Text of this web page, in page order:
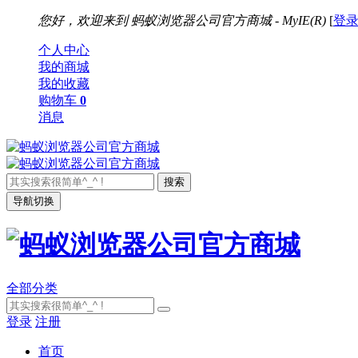
您好，欢迎来到 蚂蚁浏览器公司官方商城 - MyIE(R) [登录
个人中心
我的商城
我的收藏
购物车 0
消息
导航切换
全部分类
登录 注册
首页